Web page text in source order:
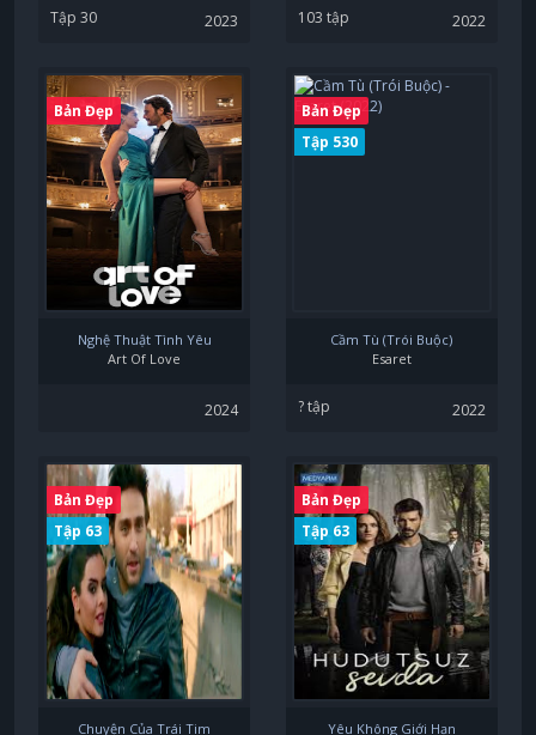
Tập 30 2023 103 tập 2022
Bản Đẹp
Nghệ Thuật Tình Yêu
Art Of Love
2024
Bản Đẹp
Tập 530
Cầm Tù (Trói Buộc)
Esaret
? tập 2022
Bản Đẹp
Tập 63
Chuyện Của Trái Tim
Bản Đẹp
Tập 63
Yêu Không Giới Hạn